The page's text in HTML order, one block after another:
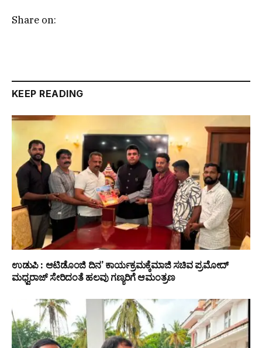
Share on:
KEEP READING
ಉಡುಪಿ : ಆಟಿಡೊಂಜಿ ದಿನ’ ಕಾರ್ಯಕ್ರಮಕ್ಕೆಮಾಜಿ ಸಚಿವ ಪ್ರಮೋದ್
ಮಧ್ವರಾಜ್ ಸೇರಿದಂತೆ ಹಲವು ಗಣ್ಯರಿಗೆ ಆಮಂತ್ರಣ